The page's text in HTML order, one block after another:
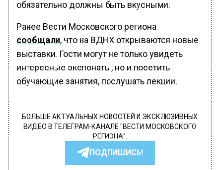
обязательно должны быть вкусными.
Ранее Вести Московского региона
сообщали, что на ВДНХ открываются новые
выставки. Гости могут не только увидеть
интересные экспонаты, но и посетить
обучающие занятия, послушать лекции.
БОЛЬШЕ АКТУАЛЬНЫХ НОВОСТЕЙ И ЭКСКЛЮЗИВНЫХ
ВИДЕО В ТЕЛЕГРАМ-КАНАЛЕ "ВЕСТИ МОСКОВСКОГО
РЕГИОНА".
ПОДПИШИСЬ!